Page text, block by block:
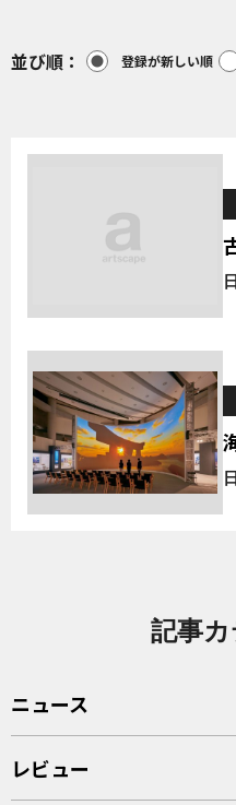
並び順 登録が新しい順
記事
ニュース
レビュー